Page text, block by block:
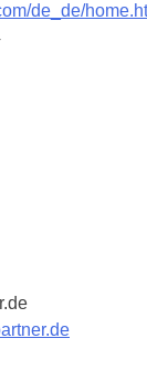
de_de/